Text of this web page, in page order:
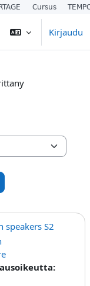
Kirjaudu
kursseja
speakers S2
Cursus